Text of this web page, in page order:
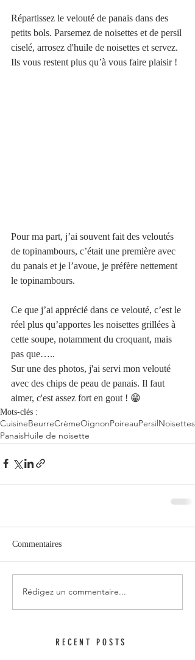
Répartissez le velouté de panais dans des
petits bols. Parsemez de noisettes et de persil
ciselé, arrosez d'huile de noisettes et servez.
Ils vous restent plus qu’à vous faire plaisir !
Pour ma part, j’ai souvent fait des veloutés
de topinambours, c’était une première avec
du panais et je l’avoue, je préfère nettement
le topinambours.
Ce que j’ai apprécié dans ce velouté, c’est le
réel plus qu’apportes les noisettes grillées à
cette soupe, notamment du croquant, mais
pas que…..
Sur une des photos, j'ai servi mon velouté
avec des chips de peau de panais. Il faut
aimer, c'est assez fort en gout ! 😁
Mots-clés :
CuisineBeurreCrèmeOignonPoireauPersilNoisettes
PanaisHuile de noisette
Commentaires
Rédigez un commentaire...
RECENT POSTS